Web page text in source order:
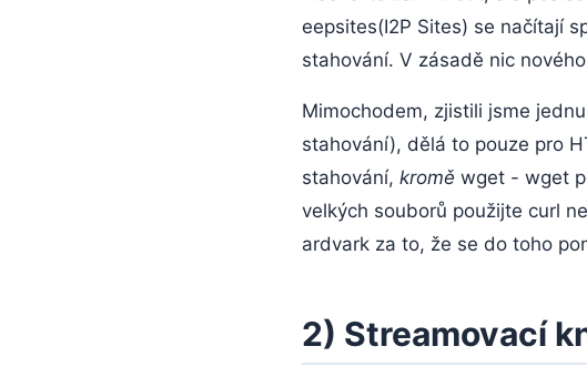
eepsites(I2P Sites) se načítají
stahování. V zásadě nic
Mimochodem, zjistili jsme
stahování), dělá to pouze pro
stahování, kromě wget - wget
velkých souborů použijte curl
ardvark za to, že se do toho
2) Streamovací